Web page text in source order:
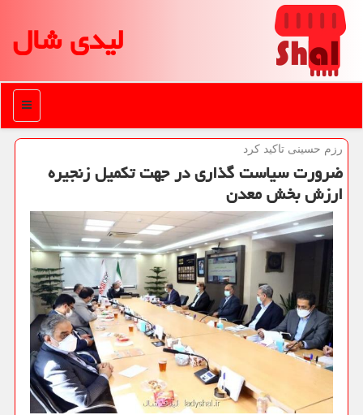
لیدی شال
منو
رزم حسینی تاكید كرد
ضرورت سیاست گذاری در جهت تكمیل زنجیره
ارزش بخش معدن